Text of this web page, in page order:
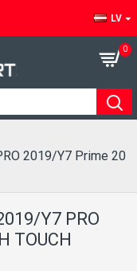
LV
0
2019/Y7 Prime 20
Y7 PRO
TOUCH